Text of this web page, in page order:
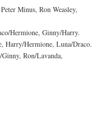
Minus, Ron Weasley,
Hermione, Ginny/Harry.
Harry/Hermione, Luna/Draco.
Ron/Lavanda,